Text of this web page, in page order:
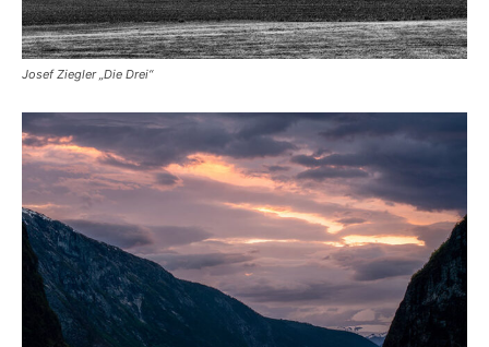
Josef Ziegler „Die Drei“